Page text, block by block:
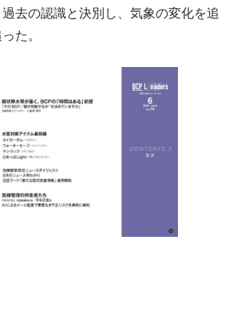
去の認識と決別し、気象の変化を追
た。